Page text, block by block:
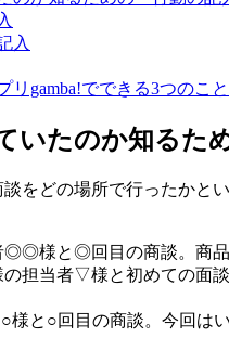
入
リgamba!でできる3つのこと
いたのか知るた
をどの場所で行ったかと
様と◎回目の商談。商品
当者▽様と初めての面談
と○回目の商談。今回は